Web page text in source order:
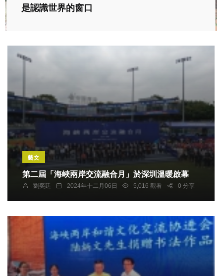
是認識世界的窗口
藝文
第二屆「海峽兩岸交流融合月」於深圳溫暖啟幕
劉奕廷 2024年十二月06日 5,016 觀看 0 分享